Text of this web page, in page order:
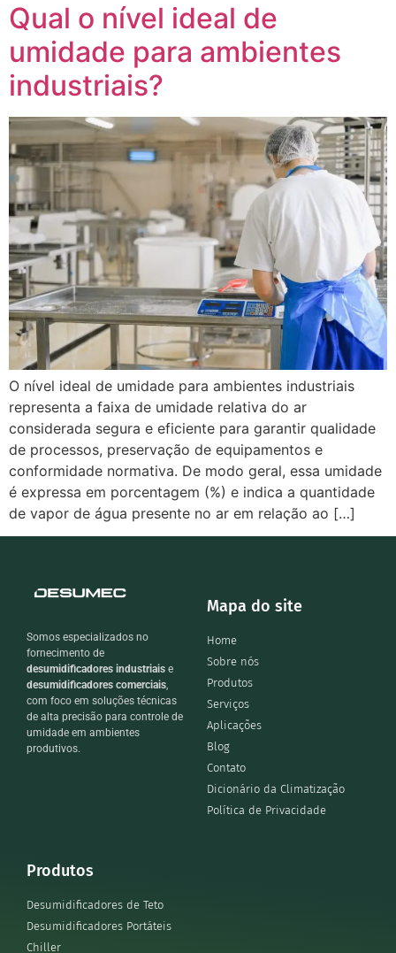
Qual o nível ideal de
umidade para ambientes
industriais?
O nível ideal de umidade para ambientes industriais
representa a faixa de umidade relativa do ar
considerada segura e eficiente para garantir qualidade
de processos, preservação de equipamentos e
conformidade normativa. De modo geral, essa umidade
é expressa em porcentagem (%) e indica a quantidade
de vapor de água presente no ar em relação ao […]
Somos especializados no
fornecimento de
desumidificadores industriais e
desumidificadores comerciais,
com foco em soluções técnicas
de alta precisão para controle de
umidade em ambientes
produtivos.
Mapa do site
Home
Sobre nós
Produtos
Serviços
Aplicações
Blog
Contato
Dicionário da Climatização
Política de Privacidade
Produtos
Desumidificadores de Teto
Desumidificadores Portáteis
Chiller